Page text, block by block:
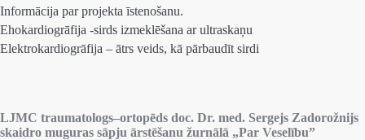
Informācija par projekta īstenošanu.
Ehokardiogrāfija -sirds izmeklēšana ar ultraskaņu
Elektrokardiogrāfija – ātrs veids, kā pārbaudīt sirdi
LJMC traumatologs–ortopēds doc. Dr. med. Sergejs Zadorožnijs
skaidro muguras sāpju ārstēšanu žurnālā „Par Veselību”